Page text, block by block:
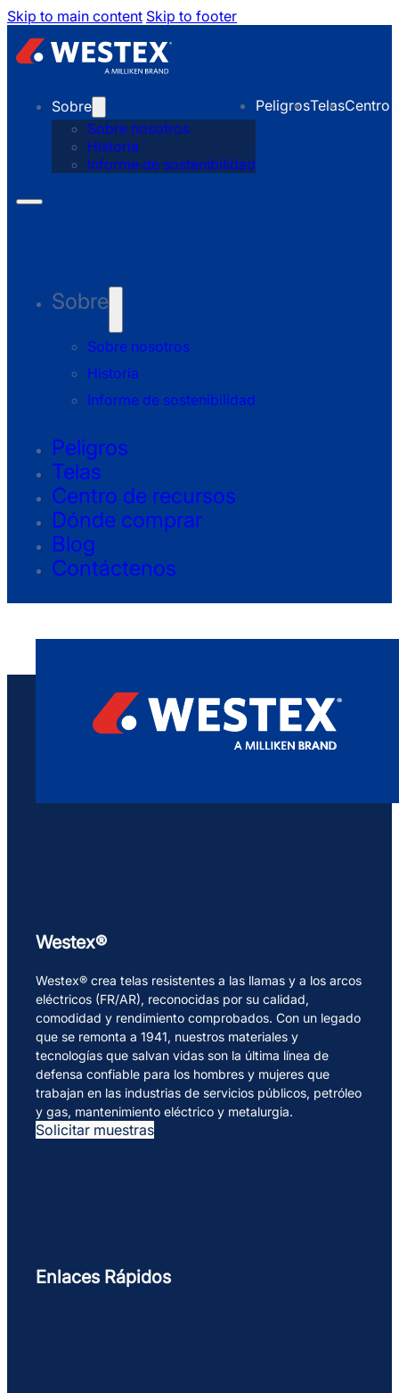
Skip to main content Skip to footer
Sobre
Sobre nosotros
Historia
Informe de sostenibilidad
PeligrosTelasCentro
Sobre
Sobre nosotros
Historia
Informe de sostenibilidad
Peligros
Telas
Centro de recursos
Dónde comprar
Blog
Contáctenos
Westex®
Westex® crea telas resistentes a las llamas y a los arcos
eléctricos (FR/AR), reconocidas por su calidad,
comodidad y rendimiento comprobados. Con un legado
que se remonta a 1941, nuestros materiales y
tecnologías que salvan vidas son la última línea de
defensa confiable para los hombres y mujeres que
trabajan en las industrias de servicios públicos, petróleo
y gas, mantenimiento eléctrico y metalurgia.
Solicitar muestras
Enlaces Rápidos